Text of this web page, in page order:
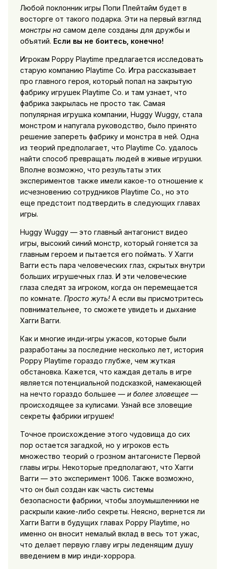
Любой поклонник игры Попи Плейтайм будет в
восторге от такого подарка. Эти на первый взгляд
монстры на самом деле созданы для дружбы и
объятий. Если вы не боитесь, конечно!
Игрокам Poppy Playtime предлагается исследовать
старую компанию Playtime Co. Игра рассказывает
про главного героя, который попал на закрытую
фабрику игрушек Playtime Co. и там узнает, что
фабрика закрылась не просто так. Самая
популярная игрушка компании, Huggy Wuggy, стала
монстром и напугала руководство, было принято
решение запереть фабрику и монстра в ней. Одна
из теорий предполагает, что Playtime Co. удалось
найти способ превращать людей в живые игрушки.
Вполне возможно, что результаты этих
экспериментов также имели какое-то отношение к
исчезновению сотрудников Playtime Co., но это
еще предстоит подтвердить в следующих главах
игры.
Huggy Wuggy — это главный антагонист видео
игры, высокий синий монстр, который гоняется за
главным героем и пытается его поймать. У Хагги
Вагги есть пара человеческих глаз, скрытых внутри
больших игрушечных глаз. И эти человеческие
глаза следят за игроком, когда он перемещается
по комнате. Просто жуть!А если вы присмотритесь
повнимательнее, то сможете увидеть и дыхание
Хагги Вагги.
Как и многие инди-игры ужасов, которые были
разработаны за последние несколько лет, история
Poppy Playtime гораздо глубже, чем жуткая
обстановка. Кажется, что каждая деталь в игре
является потенциальной подсказкой, намекающей
на нечто гораздо большее — и более зловещее—
происходящее за кулисами. Узнай все зловещие
секреты фабрики игрушек!
Точное происхождение этого чудовища до сих
пор остается загадкой, но у игроков есть
множество теорий о грозном антагонисте Первой
главы игры. Некоторые предполагают, что Хагги
Вагги — это эксперимент 1006. Также возможно,
что он был создан как часть системы
безопасности фабрики, чтобы злоумышленники не
раскрыли какие-либо секреты. Неясно, вернется ли
Хагги Вагги в будущих главах Poppy Playtime, но
именно он вносит немалый вклад в весь тот ужас,
что делает первую главу игры леденящим душу
введением в мир инди-хоррора.